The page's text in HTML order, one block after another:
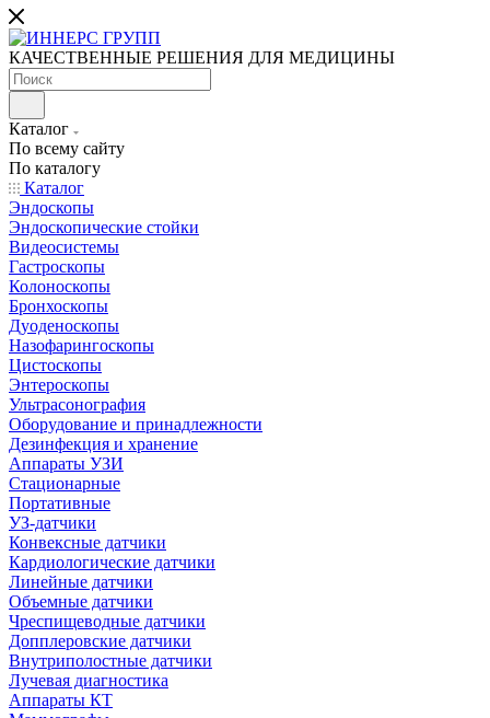
КАЧЕСТВЕННЫЕ РЕШЕНИЯ ДЛЯ МЕДИЦИНЫ
Каталог
По всему сайту
По каталогу
Каталог
Эндоскопы
Эндоскопические стойки
Видеосистемы
Гастроскопы
Колоноскопы
Бронхоскопы
Дуоденоскопы
Назофарингоскопы
Цистоскопы
Энтероскопы
Ультрасонография
Оборудование и принадлежности
Дезинфекция и хранение
Аппараты УЗИ
Стационарные
Портативные
УЗ-датчики
Конвексные датчики
Кардиологические датчики
Линейные датчики
Объемные датчики
Чреспищеводные датчики
Допплеровские датчики
Внутриполостные датчики
Лучевая диагностика
Аппараты КТ